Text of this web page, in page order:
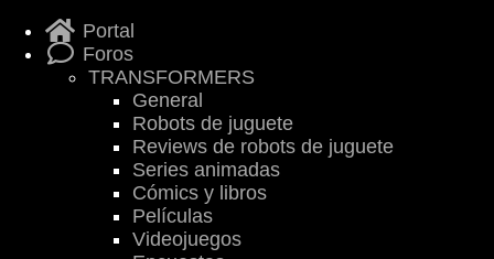
Portal
Foros
TRANSFORMERS
General
Robots de juguete
Reviews de robots de juguete
Series animadas
Cómics y libros
Películas
Videojuegos